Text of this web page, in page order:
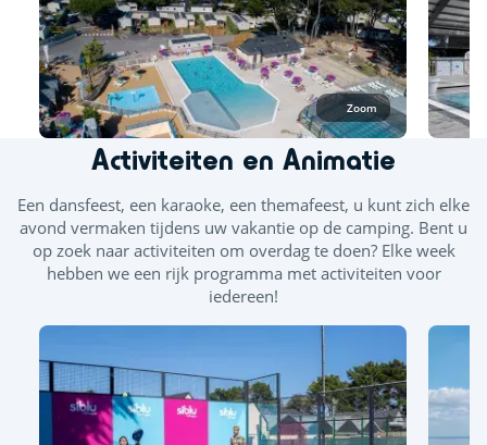
Buitenzwembad
Zoom
Activiteiten en Animatie
Een dansfeest, een karaoke, een themafeest, u kunt zich elke
avond vermaken tijdens uw vakantie op de camping. Bent u
op zoek naar activiteiten om overdag te doen? Elke week
hebben we een rijk programma met activiteiten voor
iedereen!